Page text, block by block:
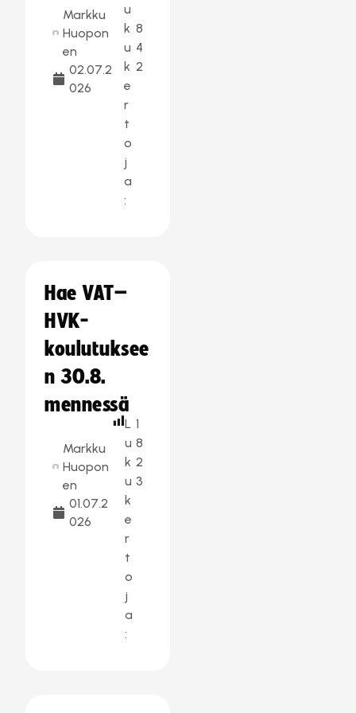
Markku
Huopon
en
02.07.2
026
u
k
u
k
e
r
t
o
j
a
:
8
4
2
Hae VAT–
HVK-
koulutuksee
n 30.8.
mennessä
Markku
Huopon
en
01.07.2
026
L
u
k
u
k
e
r
t
o
j
a
:
1
8
2
3